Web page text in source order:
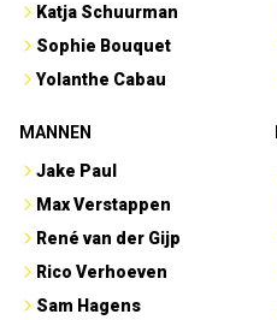
Katja Schuurman
Sophie Bouquet
Yolanthe Cabau
MANNEN
Jake Paul
Max Verstappen
René van der Gijp
Rico Verhoeven
Sam Hagens